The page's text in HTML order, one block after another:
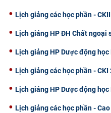
Lịch giảng các học phần -
Lịch giảng HP ĐH Chất ngoại
Lịch giảng HP Dược động
Lịch giảng các học phần -
Lịch giảng HP Dược động
Lịch giảng các học phần -